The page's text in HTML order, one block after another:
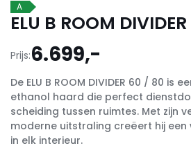
A
ELU B ROOM
Prijs:6.699,-
De ELU B ROOM DIVIDER 60 / 80 is
ethanol haard die perfect
scheiding tussen ruimtes. Met zijn
moderne uitstraling creëert hij een
in elk interieur.